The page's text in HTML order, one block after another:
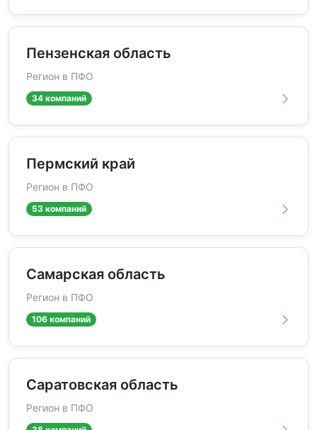
Пензенская область
Регион в ПФО
34 компаний
Пермский край
Регион в ПФО
53 компаний
Самарская область
Регион в ПФО
106 компаний
Саратовская область
Регион в ПФО